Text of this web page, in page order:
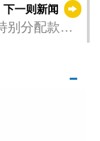
下一则新闻
别分配款项